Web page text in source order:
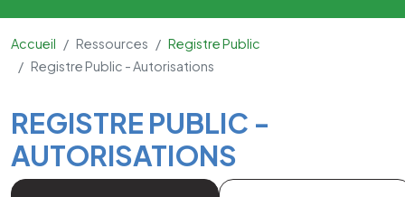
Accueil Ressources
Registre Public
Registre Public - Autorisations
Main Content
REGISTRE PUBLIC -
AUTORISATIONS